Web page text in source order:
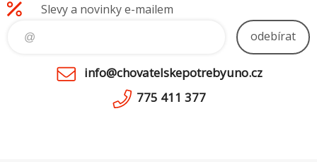
Slevy a novinky e-mailem
odebírat
info@chovatelskepotrebyuno.cz
775 411 377